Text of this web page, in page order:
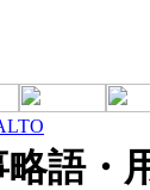
略語・